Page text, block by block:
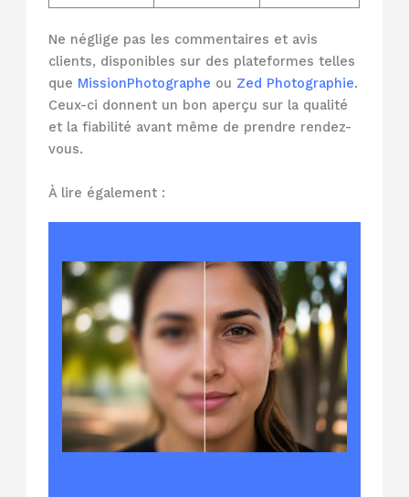
Ne néglige pas les commentaires et avis
clients, disponibles sur des plateformes telles
que MissionPhotographe ou Zed Photographie.
Ceux-ci donnent un bon aperçu sur la qualité
et la fiabilité avant même de prendre rendez-
vous.
À lire également :